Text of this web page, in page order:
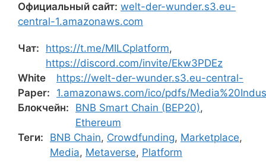
Официальный сайт: welt-der-wunder.s3.eu-
central-1.amazonaws.com
Чат: https://t.me/MILCplatform,
https://discord.com/invite/Ekw3PDEz
White
Paper:
https://welt-der-wunder.s3.eu-central-
1.amazonaws.com/ico/pdfs/
Блокчейн:
BNB Smart Chain (BEP20),
Ethereum
Теги:
BNB Chain, Crowdfunding, Marketplace,
Media, Metaverse, Platform